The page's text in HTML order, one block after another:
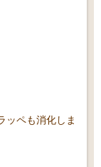
ッペも消化しま